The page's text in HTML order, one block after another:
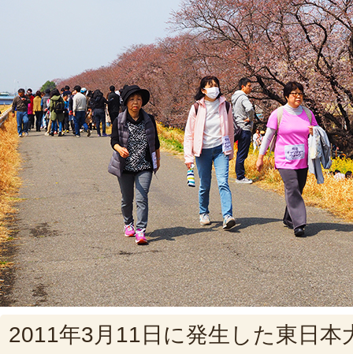
2011年3月11日に発生した東日本